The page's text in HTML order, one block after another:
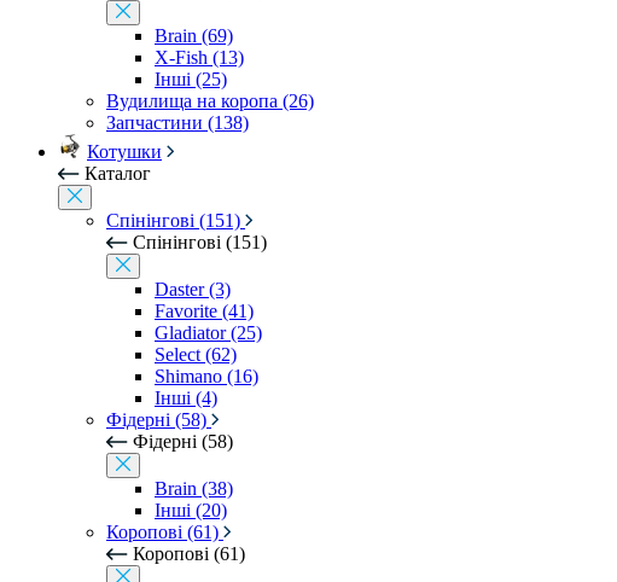
Brain (69)
X-Fish (13)
Інші (25)
Вудилища на коропа (26)
Запчастини (138)
Котушки
Каталог
Спінінгові (151)
Спінінгові (151)
Daster (3)
Favorite (41)
Gladiator (25)
Select (62)
Shimano (16)
Інші (4)
Фідерні (58)
Фідерні (58)
Brain (38)
Інші (20)
Коропові (61)
Коропові (61)